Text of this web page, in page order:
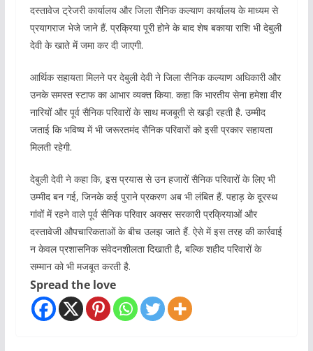
दस्तावेज ट्रेजरी कार्यालय और जिला सैनिक कल्याण कार्यालय के माध्यम से
प्रयागराज भेजे जाने हैं. प्रक्रिया पूरी होने के बाद शेष बकाया राशि भी देबुली
देवी के खाते में जमा कर दी जाएगी.
आर्थिक सहायता मिलने पर देबुली देवी ने जिला सैनिक कल्याण अधिकारी और
उनके समस्त स्टाफ का आभार व्यक्त किया. कहा कि भारतीय सेना हमेशा वीर
नारियों और पूर्व सैनिक परिवारों के साथ मजबूती से खड़ी रहती है. उम्मीद
जताई कि भविष्य में भी जरूरतमंद सैनिक परिवारों को इसी प्रकार सहायता
मिलती रहेगी.
देबुली देवी ने कहा कि, इस प्रयास से उन हजारों सैनिक परिवारों के लिए भी
उम्मीद बन गई, जिनके कई पुराने प्रकरण अब भी लंबित हैं. पहाड़ के दूरस्थ
गांवों में रहने वाले पूर्व सैनिक परिवार अक्सर सरकारी प्रक्रियाओं और
दस्तावेजी औपचारिकताओं के बीच उलझ जाते हैं. ऐसे में इस तरह की कार्रवाई
न केवल प्रशासनिक संवेदनशीलता दिखाती है, बल्कि शहीद परिवारों के
सम्मान को भी मजबूत करती है.
Spread the love